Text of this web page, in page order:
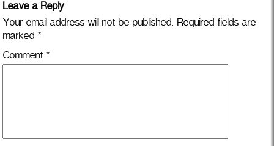
Leave a Reply
Your email address will not be published. Required fields are
marked *
Comment *